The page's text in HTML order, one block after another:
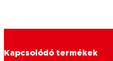
Kapcsolódó termékek